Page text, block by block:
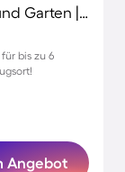
Ferienwohnung mit Terrasse, Grill und Garten | Meerblick
bis zu 6
Angebot